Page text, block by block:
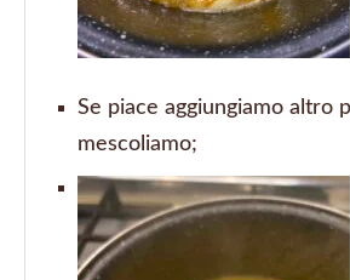
Se piace aggiungiamo altro
mescoliamo;